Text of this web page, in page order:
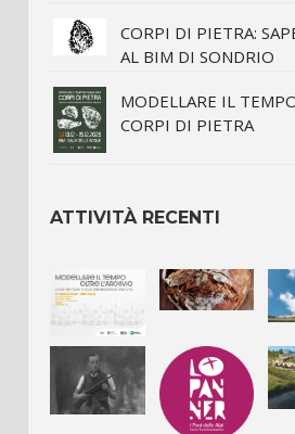
CORPI DI PIETRA:
AL BIM DI SONDRIO
MODELLARE IL
CORPI DI PIETRA
ATTIVITÀ RECENTI